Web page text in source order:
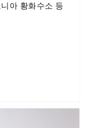
아 황화수소 등